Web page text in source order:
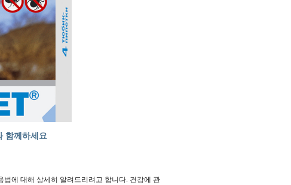
함께하세요
에 대해 상세히 알려드리려고 합니다. 건강에 관